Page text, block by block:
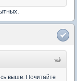
выше. Почитайте